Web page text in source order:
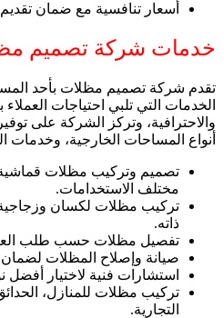
أسعار تنافسية مع ضمان
خدمات شركة تصميم
تقدم شركة تصميم مظلات بأحد
الخدمات التي تلبي احتياجات العملاء
والاحترافية، وتركز الشركة على
أنواع المساحات الخارجية،
تصميم وتركيب مظلات
مختلف الاستخدامات.
تركيب مظلات لكسان وزجاجية
ذاته.
تفصيل مظلات حسب طلب
صيانة وإصلاح المظلات لضمان
استشارات فنية لاختيار
تركيب مظلات للمنازل،
التجارية.